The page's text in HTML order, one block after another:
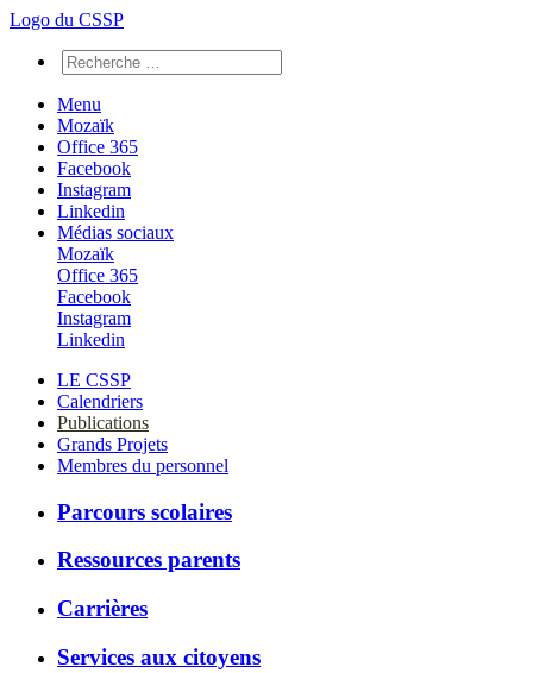
Logo du CSSP
Menu
Mozaïk
Office 365
Facebook
Instagram
Linkedin
Médias sociaux
Mozaïk
Office 365
Facebook
Instagram
Linkedin
LE CSSP
Calendriers
Publications
Grands Projets
Membres du personnel
Parcours scolaires
Ressources parents
Carrières
Services aux citoyens